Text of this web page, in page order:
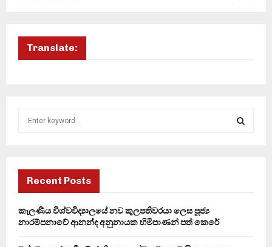
Translate:
f
r
Recent Posts
කැලණිය විශ්වවිද්‍යාලයේ නව කුලපතිවරයා ලෙස පූජ්‍ය
නාරම්පනාවේ ආනන්ද අනුනායක හිමිපාණන් පත් කෙරේ